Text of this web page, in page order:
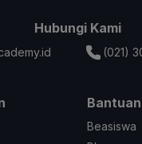
Hubungi Kami
(021)
Beasiswa